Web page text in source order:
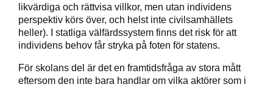
likvärdiga och rättvisa villkor, men utan individens
perspektiv körs över, och helst inte civilsamhällets
heller). I statliga välfärdssystem finns det risk för att
individens behov får stryka på foten för statens.
För skolans del är det en framtidsfråga av stora mått
eftersom den inte bara handlar om vilka aktörer som i